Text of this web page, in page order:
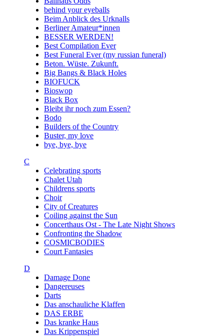
behind your eyeballs
Beim Anblick des Urknalls
Berliner Amateur*innen
BESSER WERDEN!
Best Compilation Ever
Best Funeral Ever (my russian funeral)
Beton. Wüste. Zukunft.
Big Bangs & Black Holes
BIOFUCK
Bioswop
Black Box
Bleibt ihr noch zum Essen?
Bodo
Builders of the Country
Buster, my love
bye, bye, bye
C
Celebrating sports
Chalet Utah
Childrens sports
Choir
City of Creatures
Coiling against the Sun
Concerthaus Ost - The Late Night Shows
Confronting the Shadow
COSMICBODIES
Court Fantasies
D
Damage Done
Dangereuses
Darts
Das anschauliche Klaffen
DAS ERBE
Das kranke Haus
Das Krippenspiel